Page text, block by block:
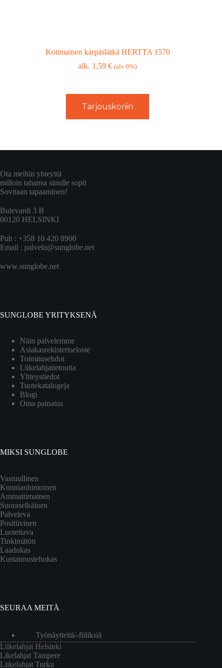
Kotimainen kärpäslätkä HERTTA 1570
1,59€ (alv 0%)
Tarjouskoriin
Ota meihin yhteyttä
milloin tahansa sinulle sopii
Sovitaan tapaaminen!
Bulevardi 3 B
00120 HELSINKI
Puh : +358 10 420 8900
Email : palvelu@sunglobe.net
www.sunglobe.net
SUNGLOBE YRITYKSENÄ
Näin palvelemme
Asiakasrekisteriseloste
Toimitusehdot
Liikelahjatietoutta
Yhteystiedot
Tuotekatalogeja
Blogi
Oma painatus
MIKSI SUNGLOBE
Vastuullinen
Kunnianhimoinen
Ammattimainen
Suoraselkäinen
Palveleva
Positiivinen
Luotettava
Tinkimätön
Laadukas
Kustannustehokas
SEURAA MEITÄ
Työnäytteitä/-fiiliksiä
Liikelahjat Helsinki
Likelahjat Tampere
Liikelahjat Turku